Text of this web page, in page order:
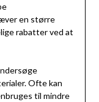
en større
rabatter ved at
Ofte kan
til mindre